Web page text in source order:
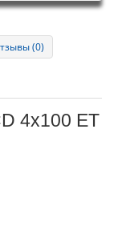
(0)
4x100 ET